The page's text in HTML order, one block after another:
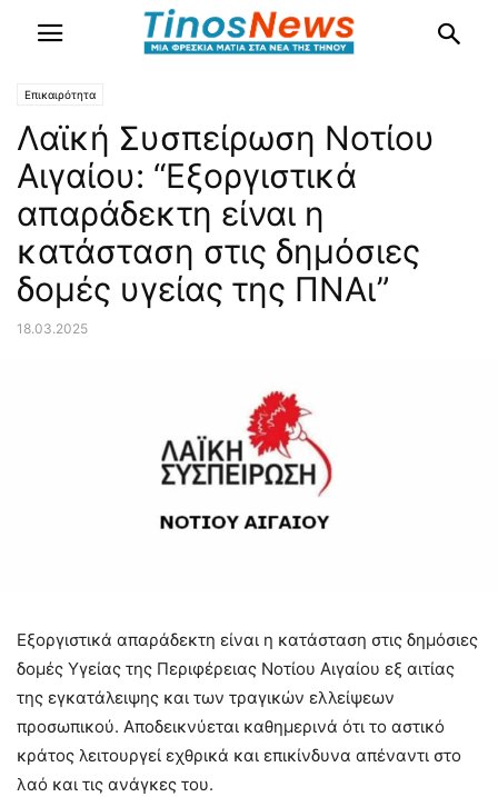
Επικαιρότητα
Λαϊκή Συσπείρωση Νοτίου
Αιγαίου: “Εξοργιστικά
απαράδεκτη είναι η
κατάσταση στις δημόσιες
δομές υγείας της ΠΝΑι”
18.03.2025
Εξοργιστικά απαράδεκτη είναι η κατάσταση στις δημόσιες
δομές Yγείας της Περιφέρειας Νοτίου Αιγαίου εξ αιτίας
της εγκατάλειψης και των τραγικών ελλείψεων
προσωπικού. Αποδεικνύεται καθημερινά ότι το αστικό
κράτος λειτουργεί εχθρικά και επικίνδυνα απέναντι στο
λαό και τις ανάγκες του.